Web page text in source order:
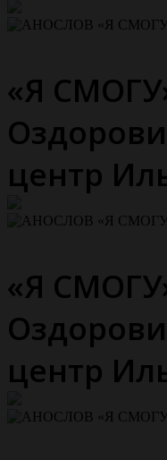
«Я
центр
«Я
центр